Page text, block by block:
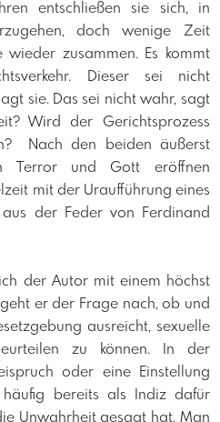
entschließen sie sich, in
doch wenige Zeit
zusammen. Es kommt
Dieser sei nicht
sie. Das sei nicht wahr, sagt
Wird der Gerichtsprozess
Nach den beiden äußerst
Terror und Gott eröffnen
mit der Uraufführung eines
der Feder von Ferdinand
der Autor mit einem höchst
er der Frage nach, ob und
ausreicht, sexuelle
zu können. In der
oder eine Einstellung
häufig bereits als Indiz dafür
Unwahrheit gesagt hat. Man